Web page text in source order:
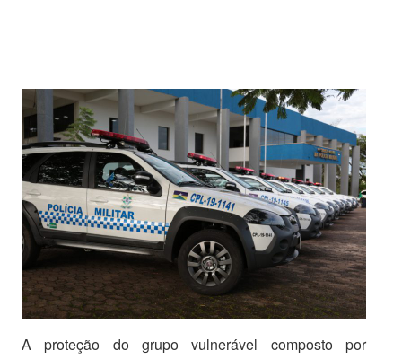
A proteção do grupo vulnerável composto por